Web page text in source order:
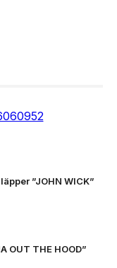
”JOHN WICK”
OUT THE HOOD”